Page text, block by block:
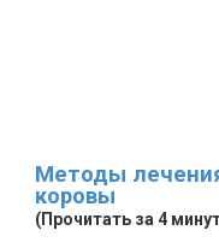
Методы
коровы
(Прочитать за 4